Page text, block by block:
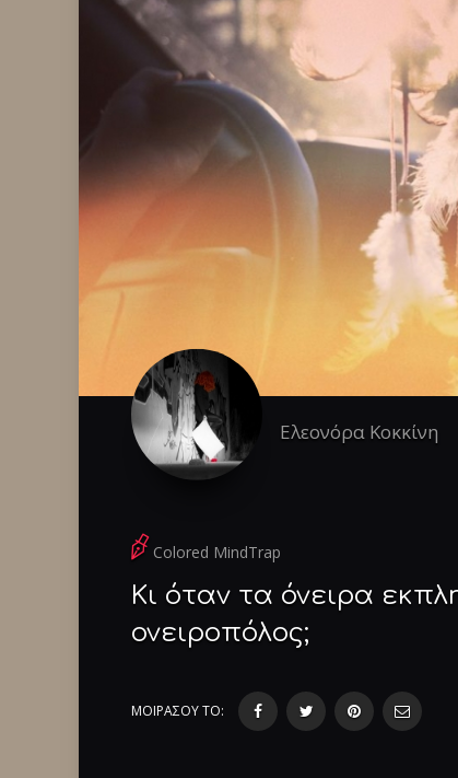
Ελεονόρα Κοκκίνη
Colored MindTrap
Κι όταν τα όνειρα
ονειροπόλος;
ΜΟΙΡΑΣΟΥ ΤΟ: